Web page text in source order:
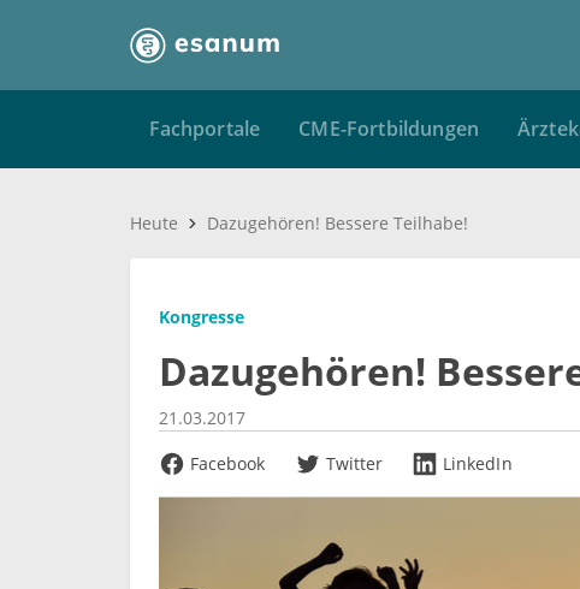
Fachportale CME-Fortbildungen
Heute Dazugehören! Bessere Teilhabe!
Kongresse
Dazugehören!
21.03.2017
Facebook
Twitter LinkedIn